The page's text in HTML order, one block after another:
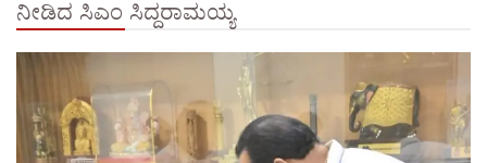
ನೀಡಿದ ಸಿಎಂ ಸಿದ್ದರಾಮಯ್ಯ